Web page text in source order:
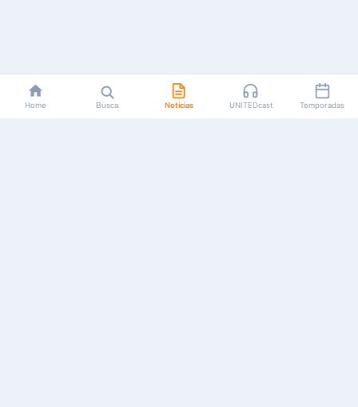
Home Busca Notícias UNITEDcast Temporadas